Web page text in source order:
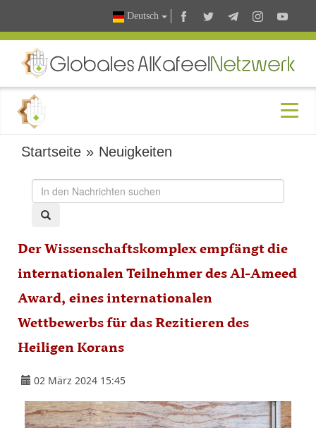
Deutsch
Startseite » Neuigkeiten
Der Wissenschaftskomplex empfängt die
internationalen Teilnehmer des Al-Ameed
Award, eines internationalen
Wettbewerbs für das Rezitieren des
Heiligen Korans
02 März 2024 15:45